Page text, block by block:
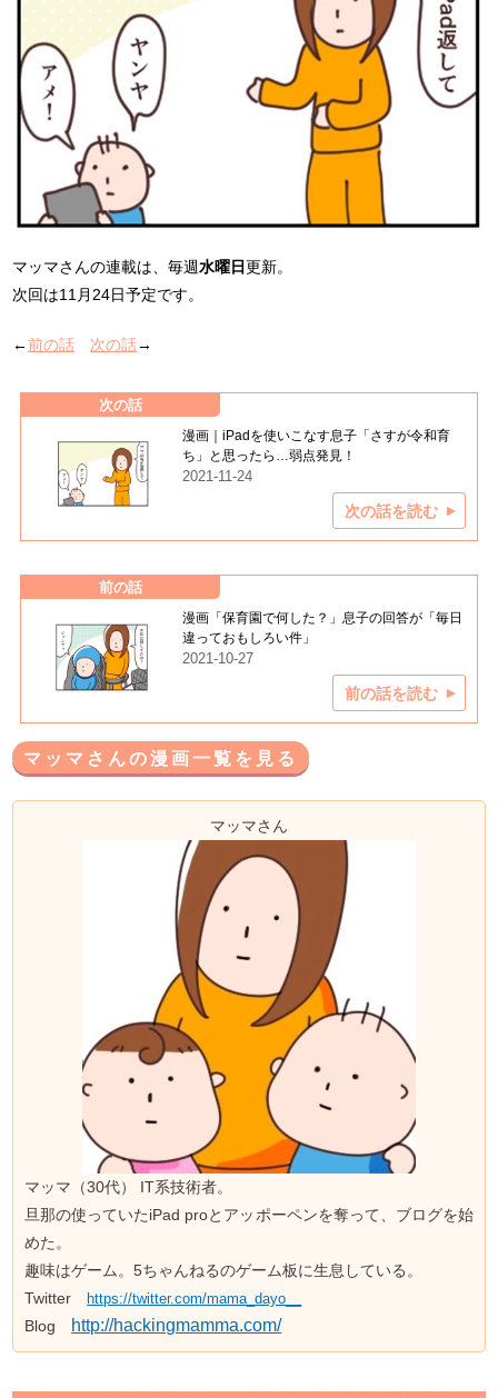
マッマさんの連載は、毎週水曜日更新。
次回は11月24日予定です。
←前の話 次の話→
次の話
漫画｜iPadを使いこなす息子「さすが令和育
ち」と思ったら…弱点発見！
2021-11-24
次の話を読む
前の話
漫画「保育園で何した？」息子の回答が「毎日
違っておもしろい件」
2021-10-27
前の話を読む
マッマさんの漫画一覧を見る
マッマさん
マッマ（30代） IT系技術者。
旦那の使っていたiPad proとアッポーペンを奪って、ブログを始
めた。
趣味はゲーム。5ちゃんねるのゲーム板に生息している。
Twitterhttps://twitter.com/mama_dayo__
Blog http://hackingmamma.com/